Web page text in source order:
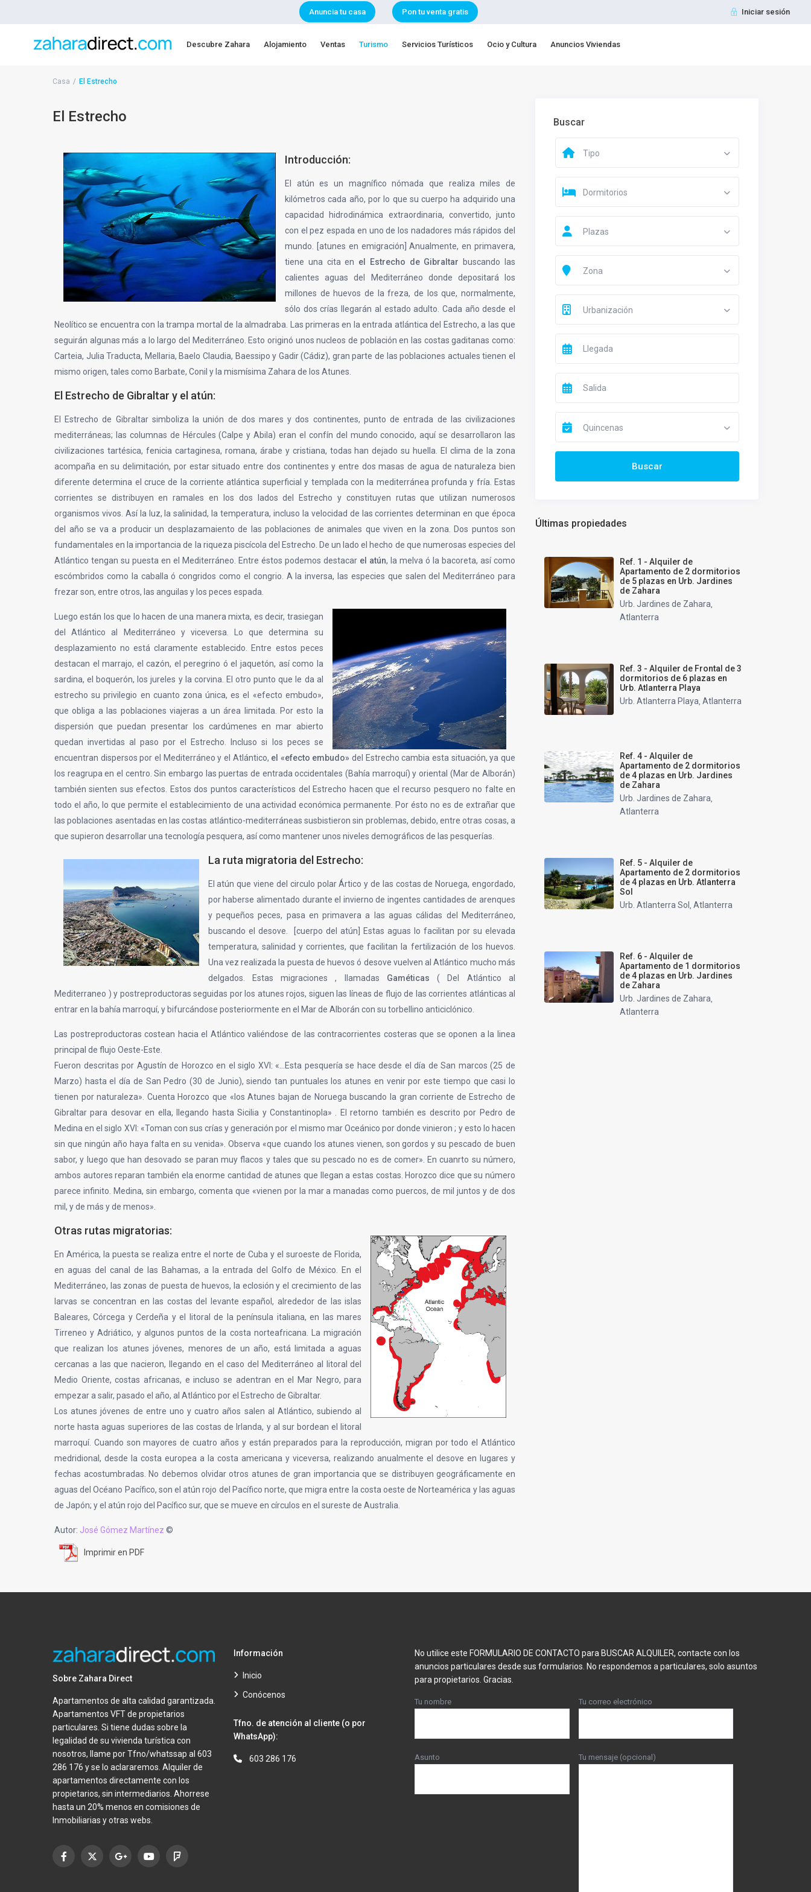
Anuncia tu casa Pon tu venta gratis Iniciar sesión
Descubre Zahara Alojamiento Ventas Turismo Servicios Turísticos Ocio y Cultura Anuncios Viviendas
Casa El Estrecho
El Estrecho
Introducción:
El atún es un magnífico nómada que realiza miles de
kilómetros cada año, por lo que su cuerpo ha adquirido una
capacidad hidrodinámica extraordinaria, convertido, junto
con el pez espada en uno de los nadadores más rápidos del
mundo. [atunes en emigración] Anualmente, en primavera,
tiene una cita en el Estrecho de Gibraltar buscando las
calientes aguas del Mediterráneo donde depositará los
millones de huevos de la freza, de los que, normalmente,
sólo dos crías llegarán al estado adulto. Cada año desde el
Neolítico se encuentra con la trampa mortal de la almadraba. Las primeras en la entrada atlántica del Estrecho, a las que
seguirán algunas más a lo largo del Mediterráneo. Esto originó unos nucleos de población en las costas gaditanas como:
Carteia, Julia Traducta, Mellaria, Baelo Claudia, Baessipo y Gadir (Cádiz), gran parte de las poblaciones actuales tienen el
mismo origen, tales como Barbate, Conil y la mismísima Zahara de los Atunes.
El Estrecho de Gibraltar y el atún:
El Estrecho de Gibraltar simboliza la unión de dos mares y dos continentes, punto de entrada de las civilizaciones
mediterráneas; las columnas de Hércules (Calpe y Abila) eran el confín del mundo conocido, aquí se desarrollaron las
civilizaciones tartésica, fenicia cartaginesa, romana, árabe y cristiana, todas han dejado su huella. El clima de la zona
acompaña en su delimitación, por estar situado entre dos continentes y entre dos masas de agua de naturaleza bien
diferente determina el cruce de la corriente atlántica superficial y templada con la mediterránea profunda y fría. Estas
corrientes se distribuyen en ramales en los dos lados del Estrecho y constituyen rutas que utilizan numerosos
organismos vivos. Así la luz, la salinidad, la temperatura, incluso la velocidad de las corrientes determinan en que época
del año se va a producir un desplazamaiento de las poblaciones de animales que viven en la zona. Dos puntos son
fundamentales en la importancia de la riqueza piscícola del Estrecho. De un lado el hecho de que numerosas especies del
Atlántico tengan su puesta en el Mediterráneo. Entre éstos podemos destacar el atún, la melva ó la bacoreta, así como
escómbridos como la caballa ó congridos como el congrio. A la inversa, las especies que salen del Mediterráneo para
frezar son, entre otros, las anguilas y los peces espada.
Luego están los que lo hacen de una manera mixta, es decir, trasiegan
del Atlántico al Mediterráneo y viceversa. Lo que determina su
desplazamiento no está claramente establecido. Entre estos peces
destacan el marrajo, el cazón, el peregrino ó el jaquetón, así como la
sardina, el boquerón, los jureles y la corvina. El otro punto que le da al
estrecho su privilegio en cuanto zona única, es el «efecto embudo»,
que obliga a las poblaciones viajeras a un área limitada. Por esto la
dispersión que puedan presentar los cardúmenes en mar abierto
quedan invertidas al paso por el Estrecho. Incluso si los peces se
encuentran dispersos por el Mediterráneo y el Atlántico, el «efecto embudo» del Estrecho cambia esta situación, ya que
los reagrupa en el centro. Sin embargo las puertas de entrada occidentales (Bahía marroquí) y oriental (Mar de Alborán)
también sienten sus efectos. Estos dos puntos característicos del Estrecho hacen que el recurso pesquero no falte en
todo el año, lo que permite el establecimiento de una actividad económica permanente. Por ésto no es de extrañar que
las poblaciones asentadas en las costas atlántico-mediterráneas susbistieron sin problemas, debido, entre otras cosas, a
que supieron desarrollar una tecnología pesquera, así como mantener unos niveles demográficos de las pesquerías.
La ruta migratoria del Estrecho:
El atún que viene del circulo polar Ártico y de las costas de Noruega, engordado,
por haberse alimentado durante el invierno de ingentes cantidades de arenques
y pequeños peces, pasa en primavera a las aguas cálidas del Mediterráneo,
buscando el desove. [cuerpo del atún] Estas aguas lo facilitan por su elevada
temperatura, salinidad y corrientes, que facilitan la fertilización de los huevos.
Una vez realizada la puesta de huevos ó desove vuelven al Atlántico mucho más
delgados. Estas migraciones , llamadas Gaméticas ( Del Atlántico al
Mediterraneo ) y postreproductoras seguidas por los atunes rojos, siguen las líneas de flujo de las corrientes atlánticas al
entrar en la bahía marroquí, y bifurcándose posteriormente en el Mar de Alborán con su torbellino anticiclónico.
Las postreproductoras costean hacia el Atlántico valiéndose de las contracorrientes costeras que se oponen a la linea
principal de flujo Oeste-Este.
Fueron descritas por Agustín de Horozco en el siglo XVI: «…Esta pesquería se hace desde el día de San marcos (25 de
Marzo) hasta el día de San Pedro (30 de Junio), siendo tan puntuales los atunes en venir por este tiempo que casi lo
tienen por naturaleza». Cuenta Horozco que «los Atunes bajan de Noruega buscando la gran corriente de Estrecho de
Gibraltar para desovar en ella, llegando hasta Sicilia y Constantinopla» . El retorno también es descrito por Pedro de
Medina en el siglo XVI: «Toman con sus crías y generación por el mismo mar Oceánico por donde vinieron ; y esto lo hacen
sin que ningún año haya falta en su venida». Observa «que cuando los atunes vienen, son gordos y su pescado de buen
sabor, y luego que han desovado se paran muy flacos y tales que su pescado no es de comer». En cuanrto su número,
ambos autores reparan también ela enorme cantidad de atunes que llegan a estas costas. Horozco dice que su número
parece infinito. Medina, sin embargo, comenta que «vienen por la mar a manadas como puercos, de mil juntos y de dos
mil, y de más y de menos».
Otras rutas migratorias:
En América, la puesta se realiza entre el norte de Cuba y el suroeste de Florida,
en aguas del canal de las Bahamas, a la entrada del Golfo de México. En el
Mediterráneo, las zonas de puesta de huevos, la eclosión y el crecimiento de las
larvas se concentran en las costas del levante español, alrededor de las islas
Baleares, Córcega y Cerdeña y el litoral de la península italiana, en las mares
Tirreneo y Adriático, y algunos puntos de la costa norteafricana. La migración
que realizan los atunes jóvenes, menores de un año, está limitada a aguas
cercanas a las que nacieron, llegando en el caso del Mediterráneo al litoral del
Medio Oriente, costas africanas, e incluso se adentran en el Mar Negro, para
empezar a salir, pasado el año, al Atlántico por el Estrecho de Gibraltar.
Los atunes jóvenes de entre uno y cuatro años salen al Atlántico, subiendo al
norte hasta aguas superiores de las costas de Irlanda, y al sur bordean el litoral
marroquí. Cuando son mayores de cuatro años y están preparados para la reproducción, migran por todo el Atlántico
medridional, desde la costa europea a la costa americana y viceversa, realizando anualmente el desove en lugares y
fechas acostumbradas. No debemos olvidar otros atunes de gran importancia que se distribuyen geográficamente en
aguas del Océano Pacífico, son el atún rojo del Pacífico norte, que migra entre la costa oeste de Norteamérica y las aguas
de Japón; y el atún rojo del Pacífico sur, que se mueve en círculos en el sureste de Australia.
Autor: José Gómez Martínez ©
Imprimir en PDF
Buscar
Tipo
Dormitorios
Plazas
Zona
Urbanización
Quincenas
Últimas propiedades
Ref. 1 - Alquiler de
Apartamento de 2 dormitorios
de 5 plazas en Urb. Jardines
de Zahara
Urb. Jardines de Zahara,
Atlanterra
Ref. 3 - Alquiler de Frontal de 3
dormitorios de 6 plazas en
Urb. Atlanterra Playa
Urb. Atlanterra Playa, Atlanterra
Ref. 4 - Alquiler de
Apartamento de 2 dormitorios
de 4 plazas en Urb. Jardines
de Zahara
Urb. Jardines de Zahara,
Atlanterra
Ref. 5 - Alquiler de
Apartamento de 2 dormitorios
de 4 plazas en Urb. Atlanterra
Sol
Urb. Atlanterra Sol , Atlanterra
Ref. 6 - Alquiler de
Apartamento de 1 dormitorios
de 4 plazas en Urb. Jardines
de Zahara
Urb. Jardines de Zahara,
Atlanterra
Sobre Zahara Direct
Apartamentos de alta calidad garantizada.
Apartamentos VFT de propietarios
particulares. Si tiene dudas sobre la
legalidad de su vivienda turística con
nosotros, llame por Tfno/whatssap al 603
286 176 y se lo aclararemos. Alquiler de
apartamentos directamente con los
propietarios, sin intermediarios. Ahorrese
hasta un 20% menos en comisiones de
Inmobiliarias y otras webs.
Información
Inicio
Conócenos
Tfno. de atención al cliente (o por
WhatsApp):
603 286 176
No utilice este FORMULARIO DE CONTACTO para BUSCAR ALQUILER, contacte con los
anuncios particulares desde sus formularios. No respondemos a particulares, solo asuntos
para propietarios. Gracias.
Tu nombre Tu correo electrónico
Asunto Tu mensaje (opcional)